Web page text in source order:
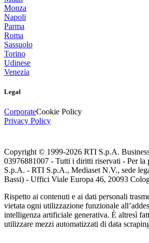
Monza
Napoli
Parma
Roma
Sassuolo
Torino
Udinese
Venezia
Legal
CorporateCookie Policy
Privacy Policy
Copyright © 1999-2026 RTI S.p.A.
03976881007 - Tutti i diritti riservati - Per la
S.p.A. - RTI S.p.A., Mediaset N.V., sede
Bassi) - Uffici Viale Europa 46, 20093
Rispetto ai contenuti e ai dati personali
vietata ogni utilizzazione funzionale
intelligenza artificiale generativa. È altresì
utilizzare mezzi automatizzati di data